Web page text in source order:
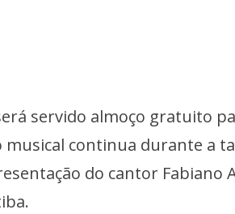
servido almoço gratuito
musical continua durante a
do cantor Fabiano